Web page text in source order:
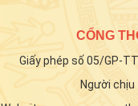
CỔNG
Giấy phép số 05/GP-
Người